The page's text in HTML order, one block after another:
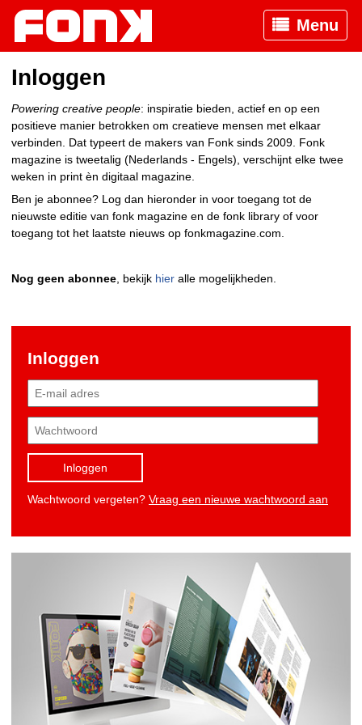
Menu
Inloggen
Powering creative people: inspiratie bieden, actief en op een
positieve manier betrokken om creatieve mensen met elkaar
verbinden. Dat typeert de makers van Fonk sinds 2009. Fonk
magazine is tweetalig (Nederlands - Engels), verschijnt elke twee
weken in print èn digitaal magazine.
Ben je abonnee? Log dan hieronder in voor toegang tot de
nieuwste editie van fonk magazine en de fonk library of voor
toegang tot het laatste nieuws op fonkmagazine.com.
Nog geen abonnee , bekijk hier alle mogelijkheden.
Inloggen
Inloggen
Wachtwoord vergeten? Vraag een nieuwe wachtwoord aan